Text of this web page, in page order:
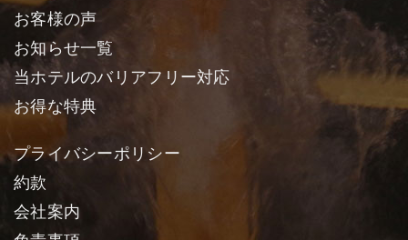
お客様の声
お知らせ一覧
当ホテルのバリアフリー対応
お得な特典
プライバシーポリシー
約款
会社案内